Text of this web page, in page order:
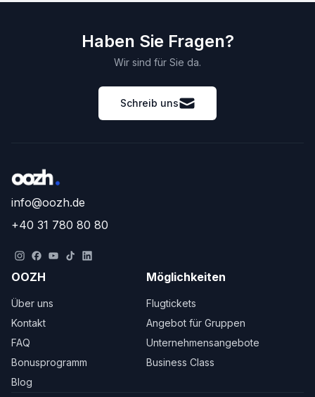
Haben Sie Fragen?
Wir sind für Sie da.
Schreib uns
info@oozh.de
+40 31 780 80 80
OOZH
Über uns
Kontakt
FAQ
Bonusprogramm
Blog
Möglichkeiten
Flugtickets
Angebot für Gruppen
Unternehmensangebote
Business Class